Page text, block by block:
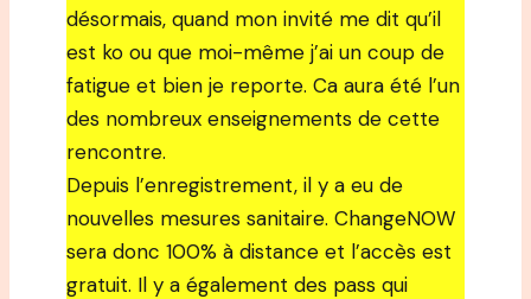
désormais, quand mon invité me dit qu’il
est ko ou que moi-même j’ai un coup de
fatigue et bien je reporte. Ca aura été l’un
des nombreux enseignements de cette
rencontre.
Depuis l’enregistrement, il y a eu de
nouvelles mesures sanitaire. ChangeNOW
sera donc 100% à distance et l’accès est
gratuit. Il y a également des pass qui